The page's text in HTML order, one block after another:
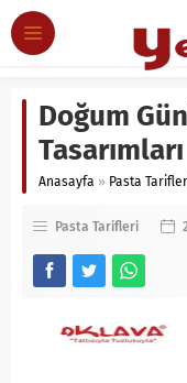
Doğum
Tasarımları
Anasayfa » Pasta
Pasta Tarifleri